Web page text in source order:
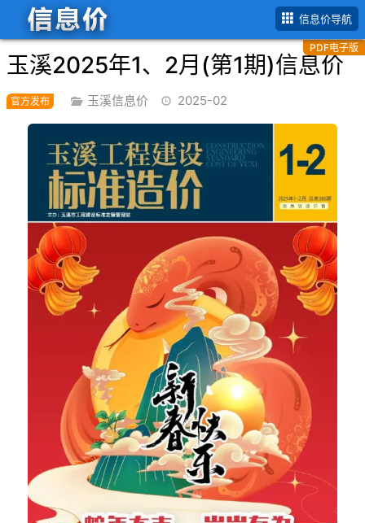
信息价导航
首页 玉溪市
玉溪2025年1、2月(第1期)信息价
PDF电子版
玉溪信息价 2025-02